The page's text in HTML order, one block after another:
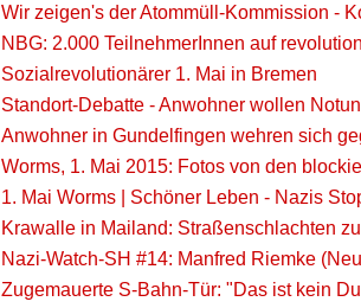
Wir zeigen's der Atommüll-Kommission -
NBG: 2.000 TeilnehmerInnen auf
Sozialrevolutionärer 1. Mai in Bremen
Standort-Debatte - Anwohner wollen
Anwohner in Gundelfingen wehren sich
Worms, 1. Mai 2015: Fotos von den
1. Mai Worms | Schöner Leben - Nazis
Krawalle in Mailand: Straßenschlachten
Nazi-Watch-SH #14: Manfred Riemke
Zugemauerte S-Bahn-Tür: "Das ist kein